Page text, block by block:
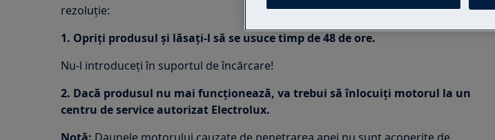
rezoluţie:
1. Opriți produsul și lăsați-l să se usuce timp de 48 de ore.
Nu-l introduceți în suportul de încărcare!
2. Dacă produsul nu mai funcționează, va trebui să înlocuiți motorul la un
centru de service autorizat Electrolux.